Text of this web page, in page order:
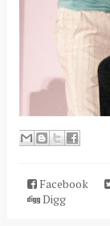
Facebook
Digg